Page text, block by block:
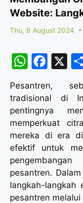
Website:
Thu, 8 August 2024
W
at
s
A
p
p
F
c
e
b
o
o
k
X
Pesantren,
tradisional di
pentingnya
memperkuat
mereka di era
efektif untuk
pesantren.
langkah-langkah
pesantren